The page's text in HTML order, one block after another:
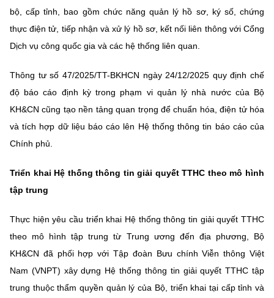
bộ, cấp tỉnh, bao gồm chức năng quản lý hồ sơ, ký số, chứng
thực điện tử, tiếp nhận và xử lý hồ sơ, kết nối liên thông với Cổng
Dịch vụ công quốc gia và các hệ thống liên quan.
Thông tư số 47/2025/TT-BKHCN ngày 24/12/2025 quy định chế
độ báo cáo định kỳ trong phạm vi quản lý nhà nước của Bộ
KH&CN cũng tạo nền tảng quan trọng để chuẩn hóa, điện tử hóa
và tích hợp dữ liệu báo cáo lên Hệ thống thông tin báo cáo của
Chính phủ.
Triển khai Hệ thống thông tin giải quyết TTHC theo mô hình
tập trung
Thực hiện yêu cầu triển khai Hệ thống thông tin giải quyết TTHC
theo mô hình tập trung từ Trung ương đến địa phương, Bộ
KH&CN đã phối hợp với Tập đoàn Bưu chính Viễn thông Việt
Nam (VNPT) xây dựng Hệ thống thông tin giải quyết TTHC tập
trung thuộc thẩm quyền quản lý của Bộ, triển khai tại cấp tỉnh và